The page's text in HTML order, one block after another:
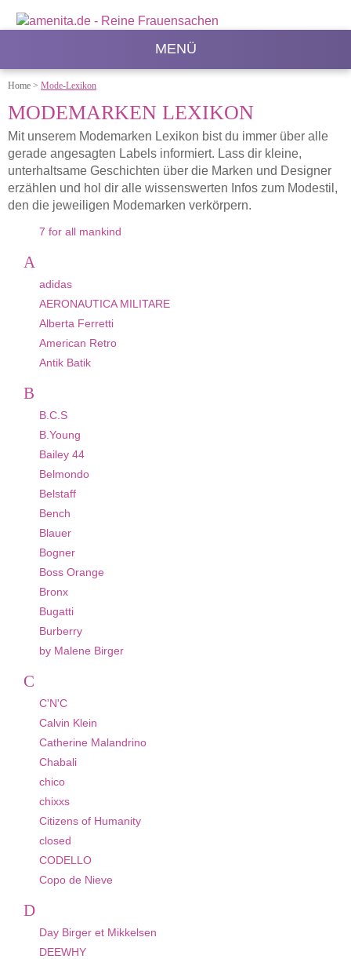
MENÜ
Home > Mode-Lexikon
MODEMARKEN LEXIKON
Mit unserem Modemarken Lexikon bist du immer über alle
gerade angesagten Labels informiert. Lass dir kleine,
unterhaltsame Geschichten über die Marken und Designer
erzählen und hol dir alle wissenswerten Infos zum Modestil,
den die jeweiligen Modemarken verkörpern.
7 for all mankind
A
adidas
AERONAUTICA MILITARE
Alberta Ferretti
American Retro
Antik Batik
B
B.C.S
B.Young
Bailey 44
Belmondo
Belstaff
Bench
Blauer
Bogner
Boss Orange
Bronx
Bugatti
Burberry
by Malene Birger
C
C'N'C
Calvin Klein
Catherine Malandrino
Chabali
chico
chixxs
Citizens of Humanity
closed
CODELLO
Copo de Nieve
D
Day Birger et Mikkelsen
DEEWHY